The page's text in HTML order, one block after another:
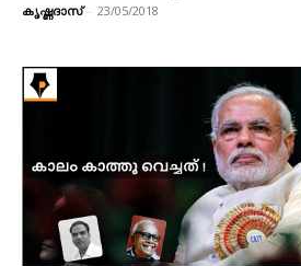
കൃഷ്ണദാസ് - 23/05/2018